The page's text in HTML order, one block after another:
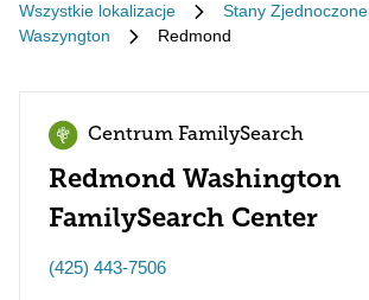
Wszystkie lokalizacje
Stany Zjednoczone
Waszyngton
Redmond
Centrum FamilySearch
Redmond Washington
FamilySearch Center
(425) 443-7506